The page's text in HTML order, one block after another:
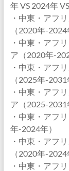
年 VS 2024年
・中東・アフ
（2020年-2024
・中東・アフ
ア（2020年-
・中東・アフ
（2025年-2031
・中東・アフ
ア（2025-2031
・中東・アフ
年-2024年）
・中東・アフ
（2020年-2024
・中東・アフ